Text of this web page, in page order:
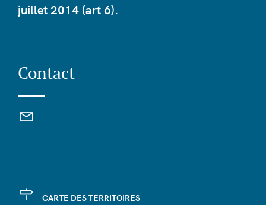
juillet 2014 (art 6).
Contact
CARTE DES TERRITOIRES